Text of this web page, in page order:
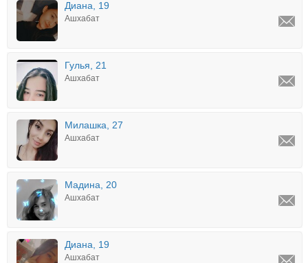
Диана, 19
Ашхабат
Гулья, 21
Ашхабат
Милашка, 27
Ашхабат
Мадина, 20
Ашхабат
Диана, 19
Ашхабат